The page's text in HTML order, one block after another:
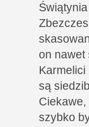
on nawet
są
Ciekawe,
szybko